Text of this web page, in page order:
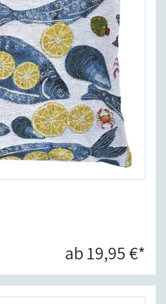
ab 19,95 €*